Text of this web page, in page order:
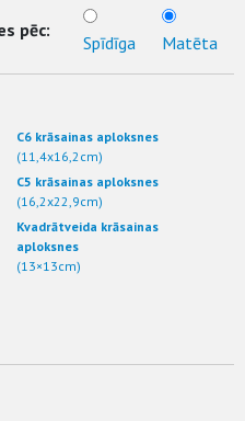
pēc:
Spīdīga Matēta
C6 krāsainas aploksnes
(11,4x16,2cm)
C5 krāsainas aploksnes
(16,2x22,9cm)
Kvadrātveida krāsainas
aploksnes
(13×13cm)